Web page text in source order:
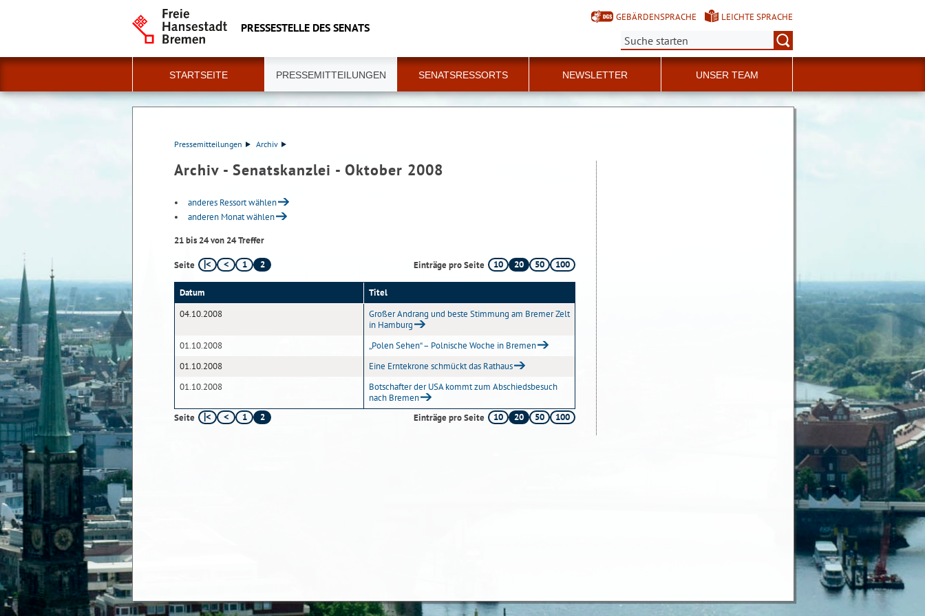
PRESSESTELLE DES SENATS
GEBÄRDENSPRACHE
LEICHTE SPRACHE
Suche:
STARTSEITE PRESSEMITTEILUNGEN SENATSRESSORTS NEWSLETTER UNSER TEAM
Pressemitteilungen Archiv
Archiv - Senatskanzlei - Oktober 2008
anderes Ressort wählen
anderen Monat wählen
21 bis 24 von 24 Treffer
Seite 1 2 Einträge pro Seite 10 20 50 100
Datum
Titel
04.10.2008
Großer Andrang und beste Stimmung am Bremer Zelt
in Hamburg
01.10.2008
„Polen Sehen“ – Polnische Woche in Bremen
01.10.2008
Eine Erntekrone schmückt das Rathaus
01.10.2008
Botschafter der USA kommt zum Abschiedsbesuch
nach Bremen
Seite
1 2 Einträge pro Seite 10 20 50 100